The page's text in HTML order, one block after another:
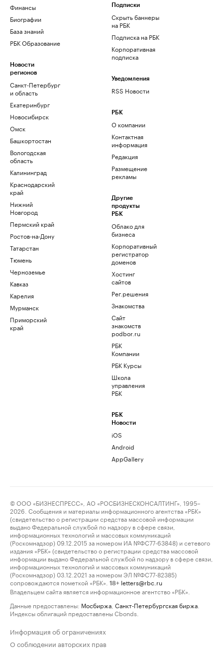
Финансы
Биографии
База знаний
РБК Образование
Новости
регионов
Санкт-Петербург
и область
Екатеринбург
Новосибирск
Омск
Башкортостан
Вологодская
область
Калининград
Краснодарский
край
Нижний
Новгород
Пермский край
Ростов-на-Дону
Татарстан
Тюмень
Черноземье
Кавказ
Карелия
Мурманск
Приморский
край
Подписки
Скрыть баннеры
на РБК
Подписка на РБК
Корпоративная
подписка
Уведомления
RSS Новости
РБК
О компании
Контактная
информация
Редакция
Размещение
рекламы
Другие
продукты
РБК
Облако для
бизнеса
Корпоративный
регистратор
доменов
Хостинг
сайтов
Рег.решения
Знакомства
Сайт
знакомств
podbor.ru
РБК
Компании
РБК Курсы
Школа
управления
РБК
РБК
Новости
iOS
Android
AppGallery
© ООО «БИЗНЕСПРЕСС», АО «РОСБИЗНЕСКОНСАЛТИНГ», 1995–
2026. Сообщения и материалы информационного агентства «РБК»
(свидетельство о регистрации средства массовой информации
выдано Федеральной службой по надзору в сфере связи,
информационных технологий и массовых коммуникаций
(Роскомнадзор) 09.12.2015 за номером ИА №ФС77-63848) и сетевого
издания «РБК» (свидетельство о регистрации средства массовой
информации выдано Федеральной службой по надзору в сфере связи,
информационных технологий и массовых коммуникаций
(Роскомнадзор) 03.12.2021 за номером ЭЛ №ФС77-82385)
сопровождаются пометкой «РБК».
18+ letters@rbc.ru
Владельцем сайта является информационное агентство «РБК».
Данные предоставлены: Мосбиржа Санкт-Петербургская биржа
Индексы облигаций предоставлены Cbonds.
Информация об ограничениях
О соблюдении авторских прав